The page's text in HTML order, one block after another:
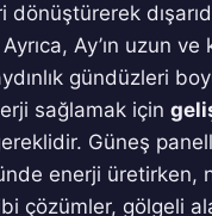
Ay’ın uzun ve
gündüzleri
sağlamak için
Güneş
enerji üretirken,
çözümler, gölgeli